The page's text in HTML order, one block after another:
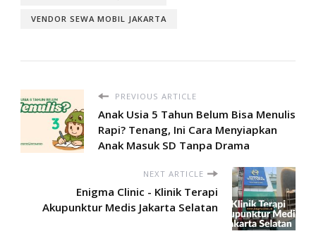
VENDOR SEWA MOBIL JAKARTA
PREVIOUS ARTICLE
Anak Usia 5 Tahun Belum Bisa Menulis
Rapi? Tenang, Ini Cara Menyiapkan
Anak Masuk SD Tanpa Drama
NEXT ARTICLE
Enigma Clinic - Klinik Terapi
Akupunktur Medis Jakarta Selatan